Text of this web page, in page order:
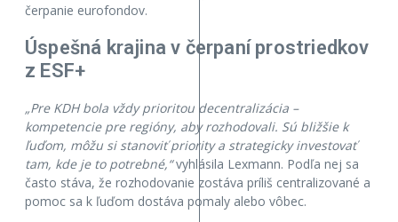
čerpanie eurofondov.
Úspešná krajina v čerpaní prostriedkov
z ESF+
„Pre KDH bola vždy prioritou decentralizácia –
kompetencie pre regióny, aby rozhodovali. Sú bližšie k
ľuďom, môžu si stanoviť priority a strategicky investovať
tam, kde je to potrebné,“vyhlásila Lexmann. Podľa nej sa
často stáva, že rozhodovanie zostáva príliš centralizované a
pomoc sa k ľuďom dostáva pomaly alebo vôbec.